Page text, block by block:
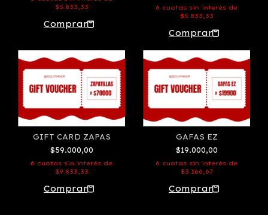
$5.833,33
6 cuotas sin interés de
$5.833,33
GIFT CARD ZAPAS
$59.000,00
6 cuotas sin interés de
$9.833,33
GAFAS EZ
$19.000,00
6 cuotas sin interés de
$3.166,67